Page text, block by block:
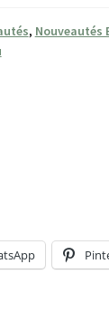
, Nouveautés